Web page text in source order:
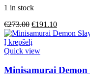
1 in stock
€273.00 €191.10
Į krepšelį
Quick view
Minisamurai Demon